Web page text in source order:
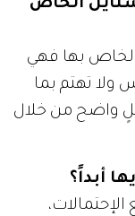
الخاص
الخاص بها فهي
ولا تهتم بما
واضح من خلال
أبداً؟